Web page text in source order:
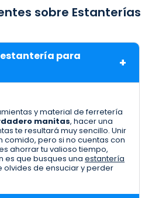
sobre Estanterías
estantería para
y material de ferretería
manitas, hacer una
te resultará muy sencillo. Unir
comido, pero si no cuentas con
ahorrar tu valioso tiempo,
es que busques unaestantería
olvides de ensuciar y perder